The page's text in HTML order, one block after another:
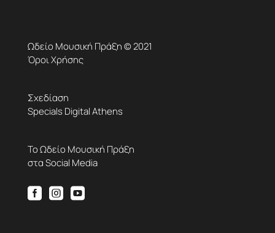
Ωδείο Μουσική Πράξη © 2021
Όροι Χρήσης
Σχεδίαση
Specials Digital Athens
Το Ωδείο Μουσική Πράξη
στα Social Media
  